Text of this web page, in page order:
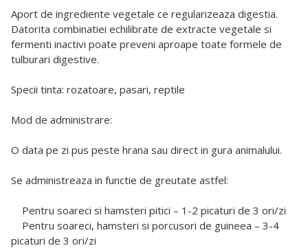
Aport de ingrediente vegetale ce regularizeaza digestia.
Datorita combinatiei echilibrate de extracte vegetale si
fermenti inactivi poate preveni aproape toate formele de
tulburari digestive.
Specii tinta: rozatoare, pasari, reptile
Mod de administrare:
O data pe zi pus peste hrana sau direct in gura animalului.
Se administreaza in functie de greutate astfel:
Pentru soareci si hamsteri pitici – 1-2 picaturi de 3 ori/zi
Pentru soareci, hamsteri si porcusori de guineea – 3-4
picaturi de 3 ori/zi